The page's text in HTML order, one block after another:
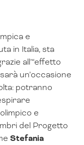
e
in Italia, sta
all’“effetto
un’occasione
potranno
e
del Progetto
Stefania